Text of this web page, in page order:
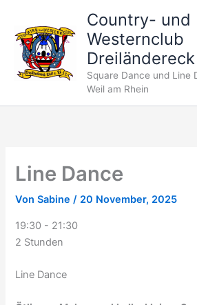
springen
Country- und
Westernclub
Dreiländereck
Square Dance und Line
Weil am Rhein
Line Dance
VonSabine/ 20 November, 2025
19:30 - 21:30
2 Stunden
Line Dance